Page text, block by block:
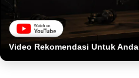
Video Rekomendasi Untuk Anda